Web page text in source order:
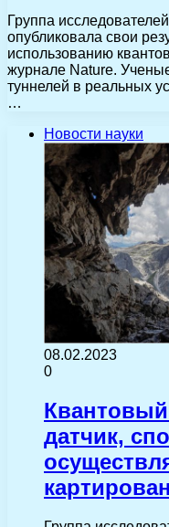
Группа
опубликовала свои
использованию
журнале Nature.
туннелей в реальных
…
Новости науки
08.02.2023
0
датчик,